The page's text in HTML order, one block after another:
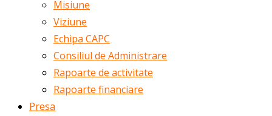
Misiune
Viziune
Echipa CAPC
Consiliul de Administrare
Rapoarte de activitate
Rapoarte financiare
Presa